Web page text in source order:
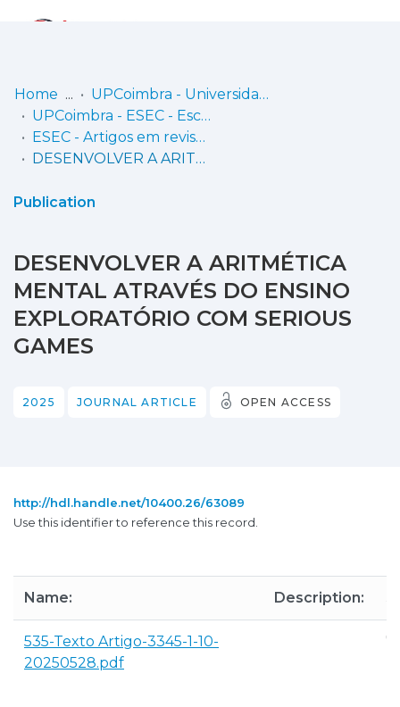
Communities
& Collections
Statistics
Home
UPCoimbra - Universidade Politécnica de Coimbra
UPCoimbra - ESEC - Escola Superior de Educação de Coimbra
ESEC - Artigos em revistas
DESENVOLVER A ARITMÉTICA MENTAL ATRAVÉS DO ENSINO EXPLORATÓRIO COM SERIOUS GAMES
Publication
DESENVOLVER A ARITMÉTICA
MENTAL ATRAVÉS DO ENSINO
EXPLORATÓRIO COM SERIOUS
GAMES
2025 JOURNAL ARTICLE OPEN ACCESS
http://hdl.handle.net/10400.26/63089
Use this identifier to reference this record.
Name: Description:
535-Texto Artigo-3345-1-10-
20250528.pdf